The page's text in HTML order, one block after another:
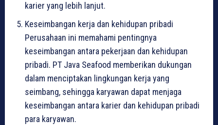
karier yang lebih lanjut.
Keseimbangan kerja dan kehidupan pribadi
Perusahaan ini memahami pentingnya
keseimbangan antara pekerjaan dan kehidupan
pribadi. PT Java Seafood memberikan dukungan
dalam menciptakan lingkungan kerja yang
seimbang, sehingga karyawan dapat menjaga
keseimbangan antara karier dan kehidupan pribadi
para karyawan.